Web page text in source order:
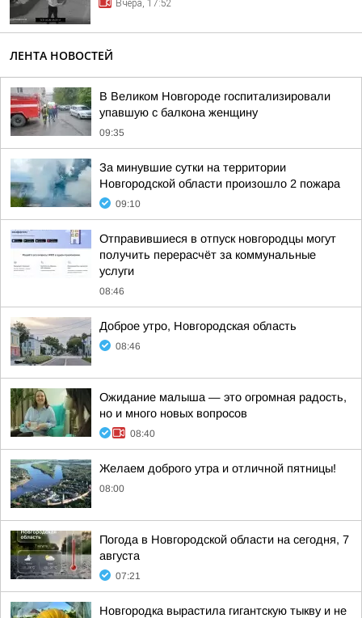
Вчера, 17:52
ЛЕНТА НОВОСТЕЙ
В Великом Новгороде госпитализировали
упавшую с балкона женщину
09:35
За минувшие сутки на территории
Новгородской области произошло 2 пожара
09:10
Отправившиеся в отпуск новгородцы могут
получить перерасчёт за коммунальные
услуги
08:46
Доброе утро, Новгородская область
08:46
Ожидание малыша — это огромная радость,
но и много новых вопросов
08:40
Желаем доброго утра и отличной пятницы!
08:00
Погода в Новгородской области на сегодня, 7
августа
07:21
Новгородка вырастила гигантскую тыкву и не